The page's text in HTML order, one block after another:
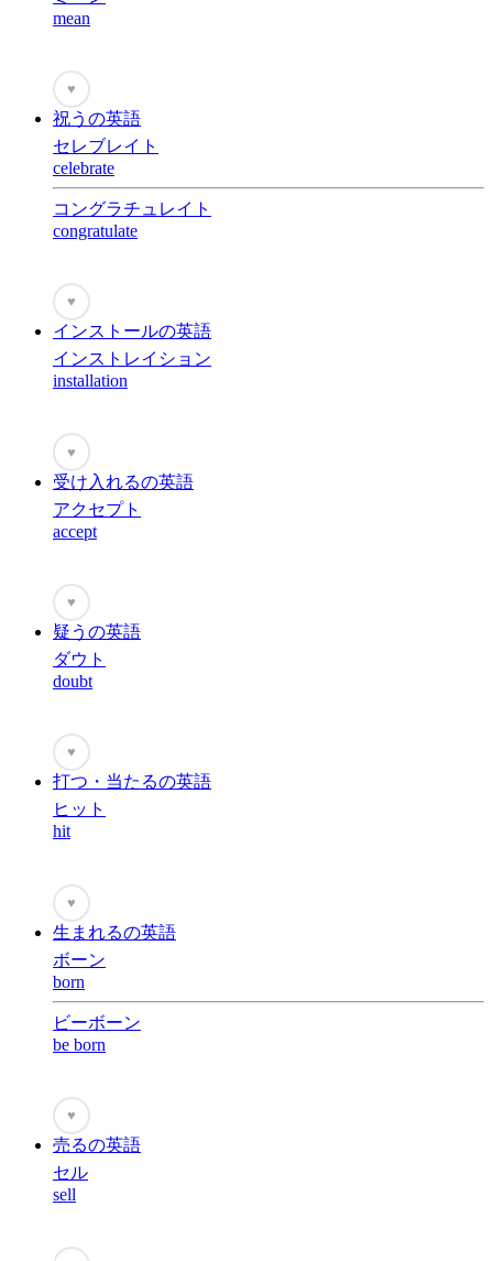
mean
♥
祝うの英語
セレブレイト
celebrate
コングラチュレイト
congratulate
♥
インストールの英語
インストレイション
installation
♥
受け入れるの英語
アクセプト
accept
♥
疑うの英語
ダウト
doubt
♥
打つ・当たるの英語
ヒット
hit
♥
生まれるの英語
ボーン
born
ビーボーン
be born
♥
売るの英語
セル
sell